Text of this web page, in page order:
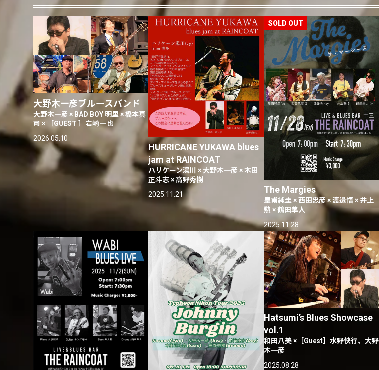
大野木一彦ブルースバンド
大野木一彦 × BAD BOY 明里 × 橋本真
司 × ［GUEST ］岩崎一也
2026.05.10
HURRICANE YUKAWA blues
jam at RAINCOAT
ハリケーン湯川 × 大野木一彦 × 木田
正斗志 × 高野秀樹
2025.11.21
The Margies
皇甫純圭 × 西田忠彦 × 渡邉悟 × 井上
勲 × 鶴田隼人
2025.11.28
Hatsumi’s Blues Showcase
vol.1
和田八美 ×［Guest］水野快行、大野
木一彦
2025.08.28